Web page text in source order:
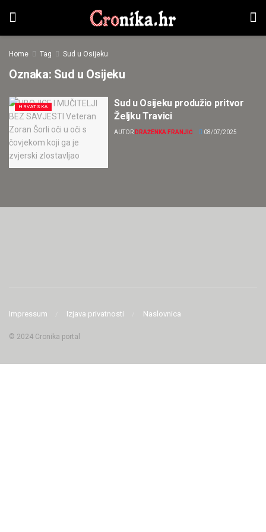
Home Tag Sud u Osijeku
Oznaka: Sud u Osijeku
HRVATSKA
Sud u Osijeku produžio pritvor
Željku Travici
AUTOR DRAŽENKA FRANJIĆ 08/07/2025
Impressum Izjava privatnosti Naslovnica
© 2024 Cronika portal